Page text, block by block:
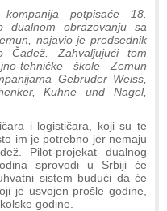
potpisaće 18.
obrazovanju sa
najavio je predsednik
Čadež. Zahvaljujući tom
tehničke škole Zemun
Gebruder Weiss,
Kuhne und Nagel,
i logističara, koji su te
im je potrebno jer nemaju
Pilot-projekat dualnog
sprovodi u Srbiji će
sistem budući da će
je usvojen prošle godine,
godine.